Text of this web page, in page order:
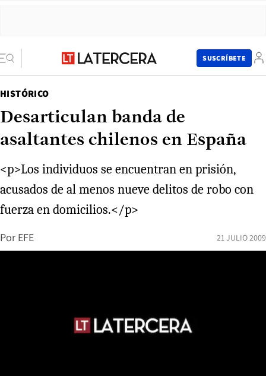
SUSCRÍBETE
HISTÓRICO
Desarticulan banda de
asaltantes chilenos en España
<p>Los individuos se encuentran en prisión,
acusados de al menos nueve delitos de robo con
fuerza en domicilios.</p>
Por EFE 21 JULIO 2009